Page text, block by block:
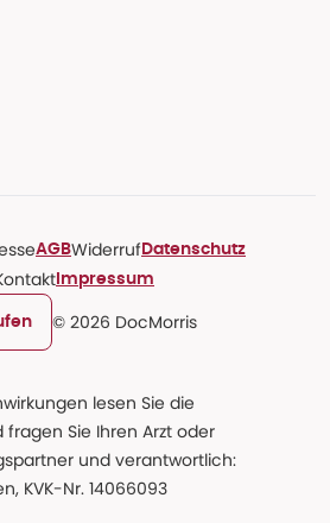
AGBWiderruf Datenschutz
Impressum
© 2026 DocMorris
lesen Sie die
Sie Ihren Arzt oder
und verantwortlich:
KVK-Nr. 14066093